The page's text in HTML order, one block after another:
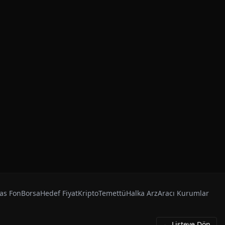
FonBorsaHedef FiyatKriptoTemettüHalka ArzAracı Kurumlar